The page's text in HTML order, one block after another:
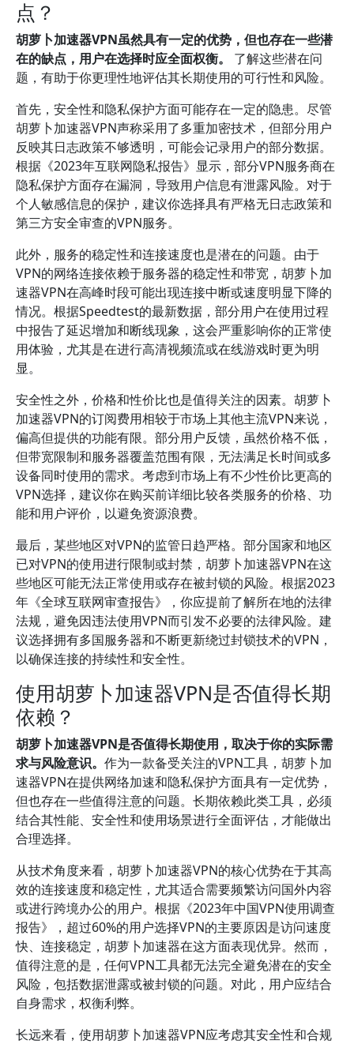
点？
胡萝卜加速器VPN虽然具有一定的优势，但也存在一些潜
在的缺点，用户在选择时应全面权衡。 了解这些潜在问
题，有助于你更理性地评估其长期使用的可行性和风险。
首先，安全性和隐私保护方面可能存在一定的隐患。尽管
胡萝卜加速器VPN声称采用了多重加密技术，但部分用户
反映其日志政策不够透明，可能会记录用户的部分数据。
根据《2023年互联网隐私报告》显示，部分VPN服务商在
隐私保护方面存在漏洞，导致用户信息有泄露风险。对于
个人敏感信息的保护，建议你选择具有严格无日志政策和
第三方安全审查的VPN服务。
此外，服务的稳定性和连接速度也是潜在的问题。由于
VPN的网络连接依赖于服务器的稳定性和带宽，胡萝卜加
速器VPN在高峰时段可能出现连接中断或速度明显下降的
情况。根据Speedtest的最新数据，部分用户在使用过程
中报告了延迟增加和断线现象，这会严重影响你的正常使
用体验，尤其是在进行高清视频流或在线游戏时更为明
显。
安全性之外，价格和性价比也是值得关注的因素。胡萝卜
加速器VPN的订阅费用相较于市场上其他主流VPN来说，
偏高但提供的功能有限。部分用户反馈，虽然价格不低，
但带宽限制和服务器覆盖范围有限，无法满足长时间或多
设备同时使用的需求。考虑到市场上有不少性价比更高的
VPN选择，建议你在购买前详细比较各类服务的价格、功
能和用户评价，以避免资源浪费。
最后，某些地区对VPN的监管日趋严格。部分国家和地区
已对VPN的使用进行限制或封禁，胡萝卜加速器VPN在这
些地区可能无法正常使用或存在被封锁的风险。根据2023
年《全球互联网审查报告》，你应提前了解所在地的法律
法规，避免因违法使用VPN而引发不必要的法律风险。建
议选择拥有多国服务器和不断更新绕过封锁技术的VPN，
以确保连接的持续性和安全性。
使用胡萝卜加速器VPN是否值得长期
依赖？
胡萝卜加速器VPN是否值得长期使用，取决于你的实际需
求与风险意识。 作为一款备受关注的VPN工具，胡萝卜加
速器VPN在提供网络加速和隐私保护方面具有一定优势，
但也存在一些值得注意的问题。长期依赖此类工具，必须
结合其性能、安全性和使用场景进行全面评估，才能做出
合理选择。
从技术角度来看，胡萝卜加速器VPN的核心优势在于其高
效的连接速度和稳定性，尤其适合需要频繁访问国外内容
或进行跨境办公的用户。根据《2023年中国VPN使用调查
报告》，超过60%的用户选择VPN的主要原因是访问速度
快、连接稳定，胡萝卜加速器在这方面表现优异。然而，
值得注意的是，任何VPN工具都无法完全避免潜在的安全
风险，包括数据泄露或被封锁的问题。对此，用户应结合
自身需求，权衡利弊。
长远来看，使用胡萝卜加速器VPN应考虑其安全性和合规